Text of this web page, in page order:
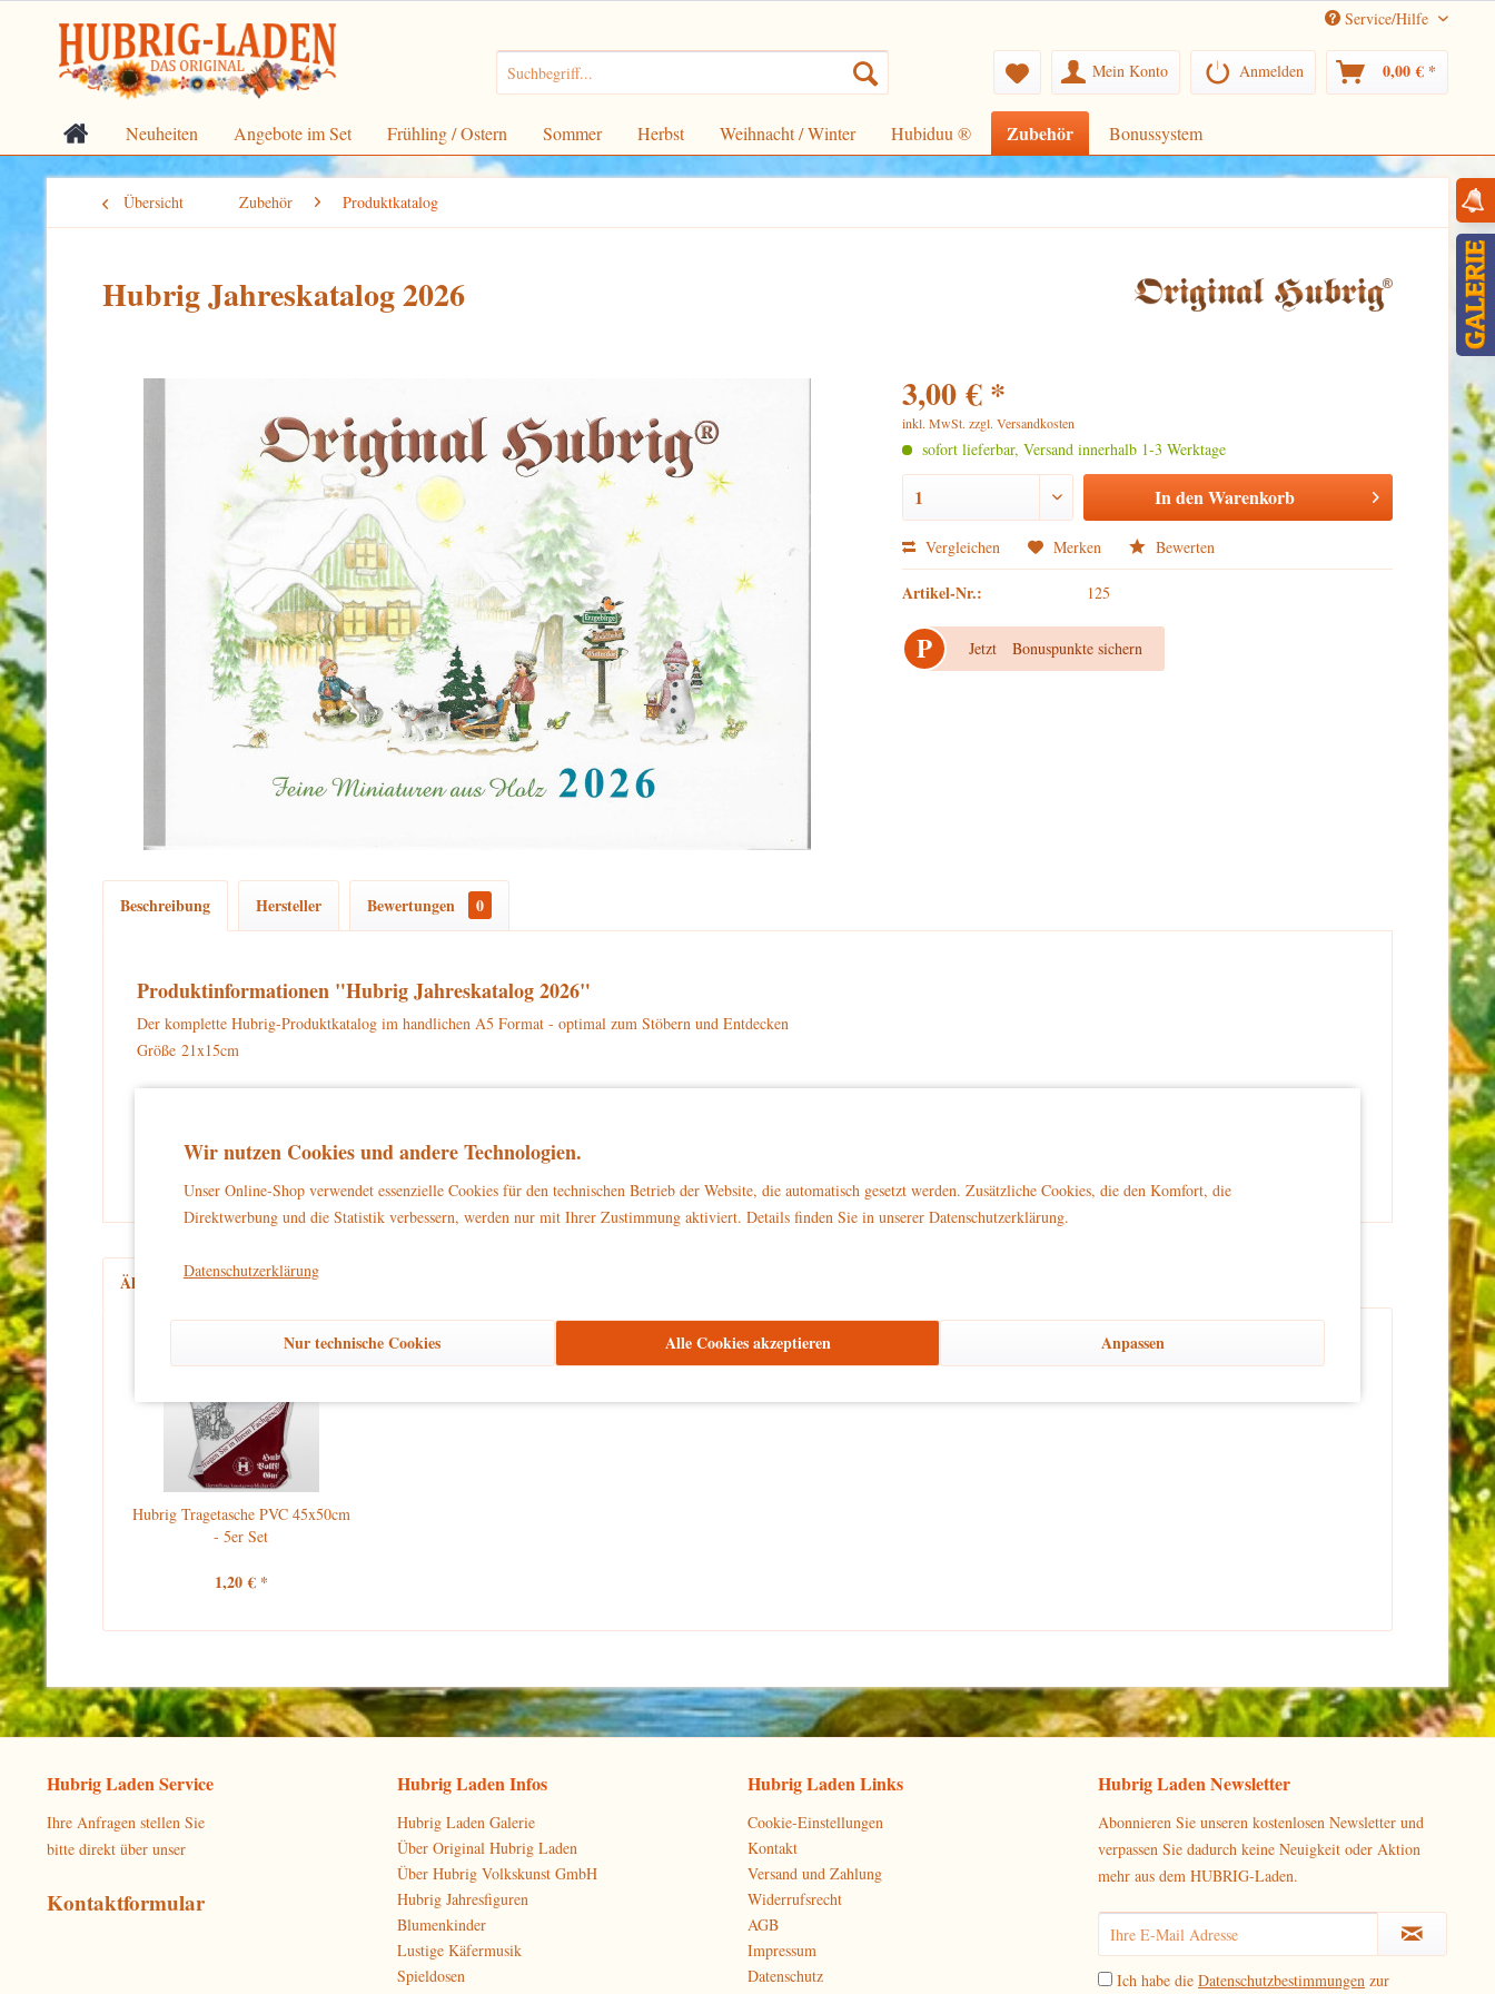
Service/Hilfe
Mein Konto Anmelden 0,00 € *
Neuheiten Angebote im Set Frühling / Ostern Sommer Herbst Weihnacht / Winter Hubiduu ® Zubehör Bonussystem
Übersicht Zubehör Produktkatalog
Hubrig Jahreskatalog 2026
3,00 € *
inkl. MwSt.zzgl. Versandkosten
sofort lieferbar, Versand innerhalb 1-3 Werktage
In denWarenkorb
Vergleichen Merken Bewerten
Artikel-Nr.: 125
P Jetzt Bonuspunkte sichern
Beschreibung Hersteller Bewertungen 0
Produktinformationen "Hubrig Jahreskatalog 2026"
Der komplette Hubrig-Produktkatalog im handlichen A5 Format - optimal zum Stöbern und Entdecken
Größe 21x15cm
und unbeschwertes Dekorieren zu gewährleisten.
Ähnliche Artikel Kunden kauften auch
Hubrig Tragetasche PVC 45x50cm
- 5er Set
1,20 € *
Hubrig Laden Service
Ihre Anfragen stellen Sie
bitte direkt über unser
Kontaktformular
Hubrig Laden Infos
Hubrig Laden Galerie
Über Original Hubrig Laden
Über Hubrig Volkskunst GmbH
Hubrig Jahresfiguren
Blumenkinder
Lustige Käfermusik
Spieldosen
Hubrig Laden Links
Cookie-Einstellungen
Kontakt
Versand und Zahlung
Widerrufsrecht
AGB
Impressum
Datenschutz
Hubrig Laden Newsletter
Abonnieren Sie unseren kostenlosen Newsletter und
verpassen Sie dadurch keine Neuigkeit oder Aktion
mehr aus dem HUBRIG-Laden.
Ich habe die Datenschutzbestimmungen zur
Wir nutzen Cookies und andere Technologien.
Unser Online-Shop verwendet essenzielle Cookies für den technischen Betrieb der Website, die automatisch gesetzt werden. Zusätzliche Cookies, die den Komfort, die
Direktwerbung und die Statistik verbessern, werden nur mit Ihrer Zustimmung aktiviert. Details finden Sie in unserer Datenschutzerklärung.
Datenschutzerklärung
Nur technische Cookies Alle Cookies akzeptieren Anpassen